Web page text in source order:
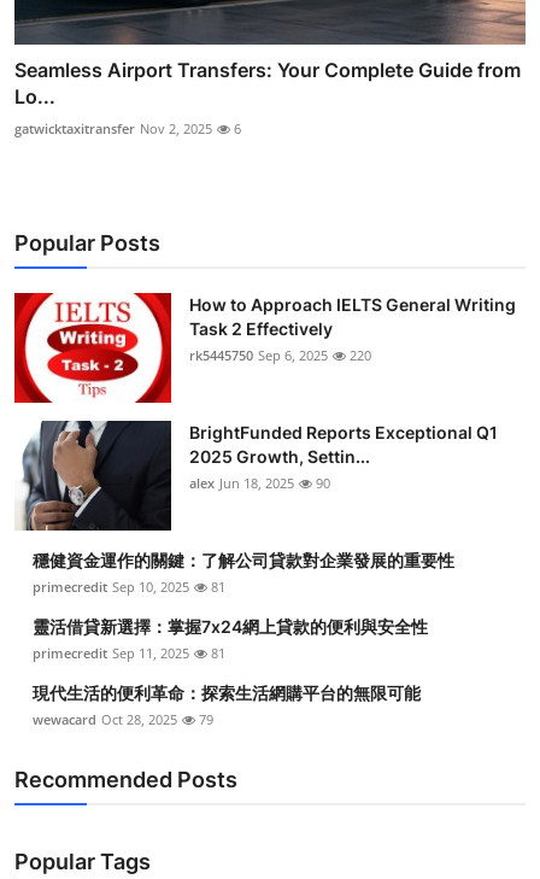
Seamless Airport Transfers: Your Complete Guide from
Lo...
gatwicktaxitransfer Nov 2, 2025 6
Popular Posts
How to Approach IELTS General Writing
Task 2 Effectively
rk5445750 Sep 6, 2025 220
BrightFunded Reports Exceptional Q1
2025 Growth, Settin...
alex Jun 18, 2025 90
穩健資金運作的關鍵：了解公司貸款對企業發展的重要性
primecredit Sep 10, 2025 81
靈活借貸新選擇：掌握7x24網上貸款的便利與安全性
primecredit Sep 11, 2025 81
現代生活的便利革命：探索生活網購平台的無限可能
wewacard Oct 28, 2025 79
Recommended Posts
Popular Tags